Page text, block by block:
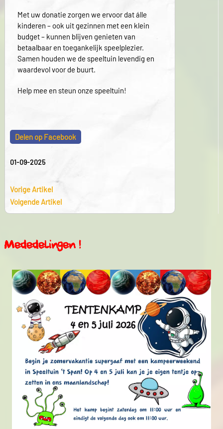
Met uw donatie zorgen we ervoor dat álle
kinderen – ook uit gezinnen met een klein
budget – kunnen blijven genieten van
betaalbaar en toegankelijk speelplezier.
Samen houden we de speeltuin levendig en
waardevol voor de buurt.
Help mee en steun onze speeltuin!
Delen op Facebook
01-09-2025
Vorige Artikel
Volgende Artikel
Mededelingen !